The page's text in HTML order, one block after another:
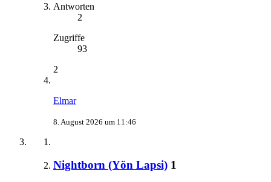
Antworten
2
Zugriffe
93
2
Elmar
8. August 2026 um 11:46
Nightborn (Yön Lapsi) 1